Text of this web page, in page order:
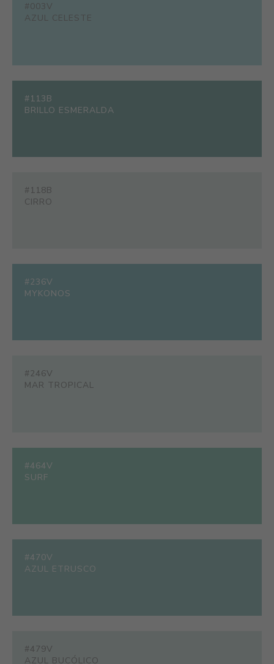
#003V
AZUL CELESTE
#113B
BRILLO ESMERALDA
#118B
CIRRO
#236V
MYKONOS
#246V
MAR TROPICAL
#464V
SURF
#470V
AZUL ETRUSCO
#479V
AZUL BUCÓLICO